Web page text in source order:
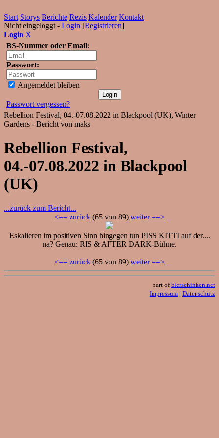
Start Storys Berichte Rezis Kalender Kontakt
Nicht eingeloggt - Login [Registrieren]
Login X
BS-Nummer oder Email:
Passwort:
Angemeldet bleiben
Passwort vergessen?
Rebellion Festival, 04.-07.08.2022 in Blackpool (UK), Winter
Gardens - Bericht von maks
Rebellion Festival,
04.-07.08.2022 in Blackpool
(UK)
...zurück zum Bericht...
<== zurück (65 von 89) weiter ==>
Eskalieren im positiven Sinn hingegen tun PISS KITTI auf der....
na? Genau: RIS & AFTER DARK-Bühne.
<== zurück (65 von 89) weiter ==>
part ofbierschinken.net
Impressum | Datenschutz